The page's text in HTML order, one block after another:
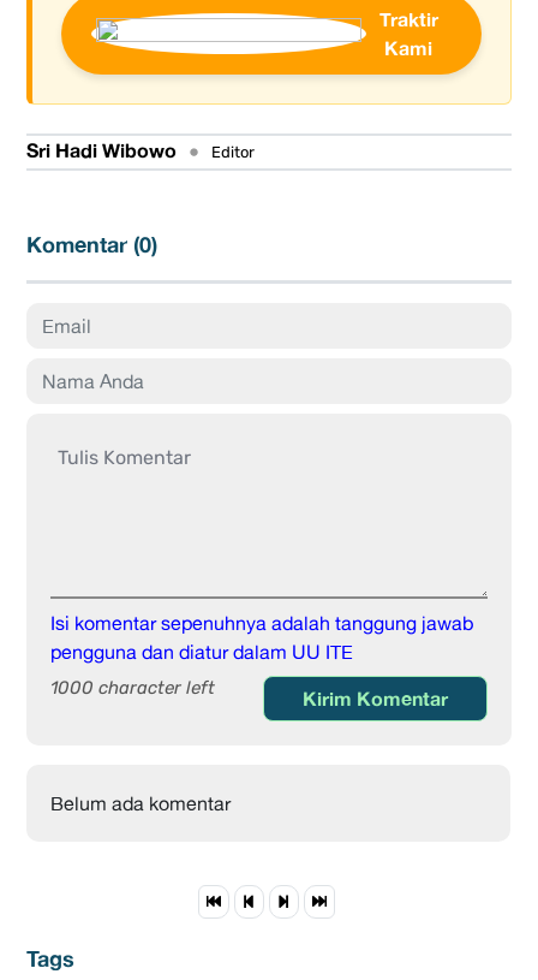
Traktir
Kami
Sri Hadi Wibowo • Editor
Komentar (0)
Isi komentar sepenuhnya adalah tanggung jawab
pengguna dan diatur dalam UU ITE
1000 character left Kirim Komentar
Belum ada komentar
Tags